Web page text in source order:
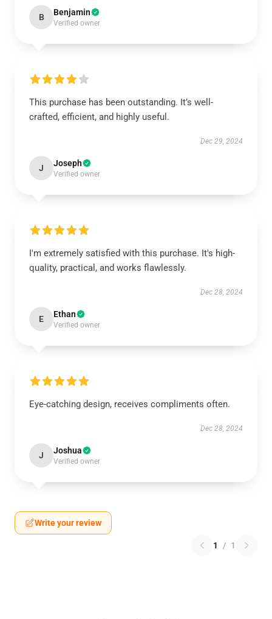
B Benjamin
Verified owner
This purchase has been outstanding. It’s well-
crafted, efficient, and highly useful.
Dec 29, 2024
J Joseph
Verified owner
I'm extremely satisfied with this purchase. It's high-
quality, practical, and works flawlessly.
Dec 28, 2024
E Ethan
Verified owner
Eye-catching design, receives compliments often.
Dec 28, 2024
J Joshua
Verified owner
Write your review
1 / 1